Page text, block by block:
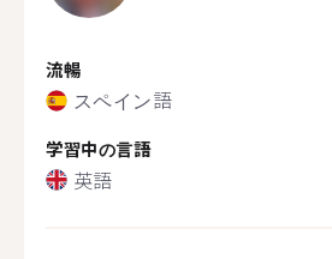
流暢
スペイン語
学習中の言語
英語